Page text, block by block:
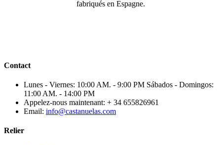
fabriqués en Espagne.
Contact
Lunes - Viernes: 10:00 AM. - 9:00 PM Sábados - Domingos:
11:00 AM. - 14:00 PM
Appelez-nous maintenant: + 34 655826961
Email: info@castanuelas.com
Relier